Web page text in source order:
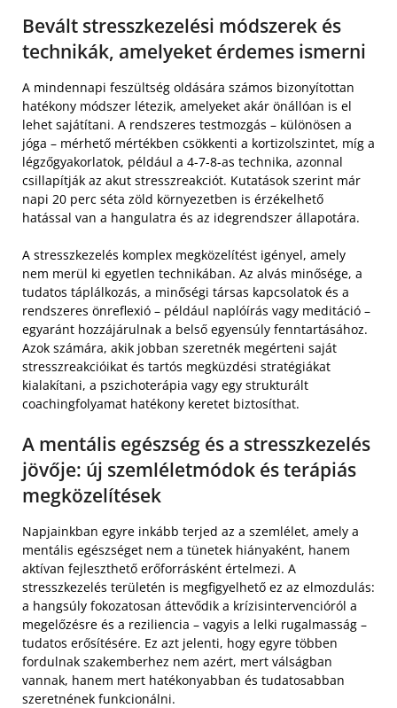
Bevált stresszkezelési módszerek és
technikák, amelyeket érdemes ismerni
A mindennapi feszültség oldására számos bizonyítottan
hatékony módszer létezik, amelyeket akár önállóan is el
lehet sajátítani. A rendszeres testmozgás – különösen a
jóga – mérhető mértékben csökkenti a kortizolszintet, míg a
légzőgyakorlatok, például a 4-7-8-as technika, azonnal
csillapítják az akut stresszreakciót. Kutatások szerint már
napi 20 perc séta zöld környezetben is érzékelhető
hatással van a hangulatra és az idegrendszer állapotára.
A stresszkezelés komplex megközelítést igényel, amely
nem merül ki egyetlen technikában. Az alvás minősége, a
tudatos táplálkozás, a minőségi társas kapcsolatok és a
rendszeres önreflexió – például naplóírás vagy meditáció –
egyaránt hozzájárulnak a belső egyensúly fenntartásához.
Azok számára, akik jobban szeretnék megérteni saját
stresszreakcióikat és tartós megküzdési stratégiákat
kialakítani, a pszichoterápia vagy egy strukturált
coachingfolyamat hatékony keretet biztosíthat.
A mentális egészség és a stresszkezelés
jövője: új szemléletmódok és terápiás
megközelítések
Napjainkban egyre inkább terjed az a szemlélet, amely a
mentális egészséget nem a tünetek hiányaként, hanem
aktívan fejleszthető erőforrásként értelmezi. A
stresszkezelés területén is megfigyelhető ez az elmozdulás:
a hangsúly fokozatosan áttevődik a krízisintervencióról a
megelőzésre és a reziliencia – vagyis a lelki rugalmasság –
tudatos erősítésére. Ez azt jelenti, hogy egyre többen
fordulnak szakemberhez nem azért, mert válságban
vannak, hanem mert hatékonyabban és tudatosabban
szeretnének funkcionálni.